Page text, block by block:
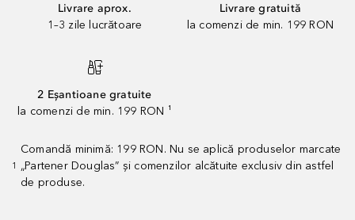
Livrare aprox.
1–3 zile lucrătoare
Livrare gratuită
la comenzi de min. 199 RON
2 Eșantioane gratuite
la comenzi de min. 199 RON ¹
1
Comandă minimă: 199 RON. Nu se aplică produselor marcate
„Partener Douglas” și comenzilor alcătuite exclusiv din astfel
de produse.